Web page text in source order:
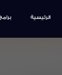
الرئيسية